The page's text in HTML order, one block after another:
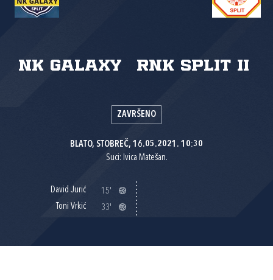
NK Galaxy RNK Split II
ZAVRŠENO
BLATO, STOBREČ, 16.05.2021. 10:30
Suci: Ivica Matešan.
David Jurić
15'
Toni Vrkić
33'